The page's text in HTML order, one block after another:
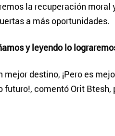
la recuperación moral
a más oportunidades.
y leyendo lo
destino, ¡Pero es
comentó Orit Btesh,